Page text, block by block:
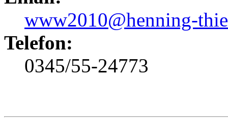
www2010@henning-
Telefon:
0345/55-24773